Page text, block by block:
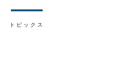
トピックス